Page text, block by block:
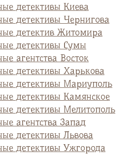
детективы Киева
детективы Чернигова
детектив Житомира
детективы Сумы
агентства Восток
детективы Харькова
детективы Мариуполь
детективы Камянское
детективы Мелитополь
агентства Запад
детективы Львова
детективы Ужгорода